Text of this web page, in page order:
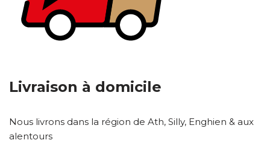
Livraison à domicile
Nous livrons dans la région de Ath, Silly, Enghien & aux
alentours